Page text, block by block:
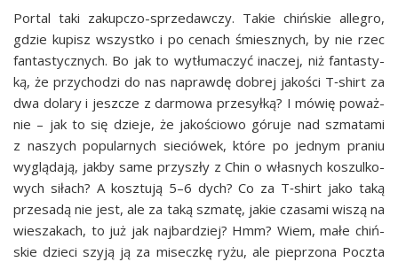
Por­tal taki zakup­czo-sprze­daw­czy. Takie chiń­skie alle­gro,
gdzie kupisz wszyst­ko i po cenach śmiesz­nych, by nie rzec
fan­ta­stycz­nych. Bo jak to wytłu­ma­czyć ina­czej, niż fan­ta­sty­
ką, że przy­cho­dzi do nas napraw­dę dobrej jako­ści T‑shirt za
dwa dola­ry i jesz­cze z dar­mo­wa prze­sył­ką? I mówię poważ­
nie – jak to się dzie­je, że jako­ścio­wo góru­je nad szma­ta­mi
z naszych popu­lar­nych sie­ció­wek, któ­re po jed­nym pra­niu
wyglą­da­ją, jak­by same przy­szły z Chin o wła­snych koszul­ko­
wych siłach? A kosz­tu­ją 5–6 dych? Co za T‑shirt jako taką
prze­sa­dą nie jest, ale za taką szma­tę, jakie cza­sa­mi wiszą na
wie­sza­kach, to już jak naj­bar­dziej? Hmm? Wiem, małe chiń­
skie dzie­ci szy­ją ją za misecz­kę ryżu, ale pie­przo­na Pocz­ta